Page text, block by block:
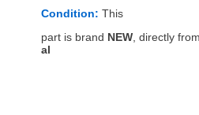
Condition: This
part is brand NEW, directly
al